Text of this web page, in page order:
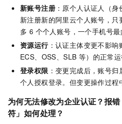
新账号注册 ：原个人认证人（
新注册新的阿里云个人账号，
多 6 个个人账号，一个手机号最
资源运行：认证主体变更不影响
ECS、OSS、SLB 等）的正常运
登录权限 ：变更完成后，账号
个人授权登录。但变更操作过程
为何无法修改为企业认证？报
符」如何处理？